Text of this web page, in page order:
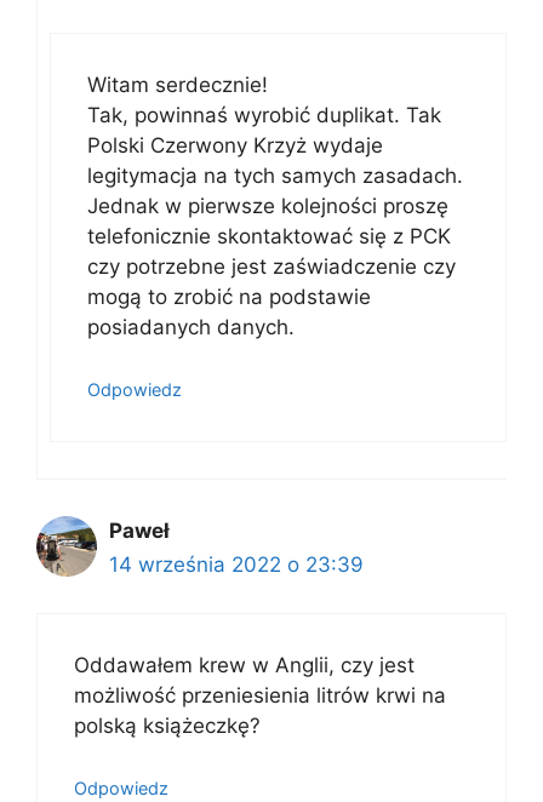
Witam serdecznie!
Tak, powinnaś wyrobić duplikat. Tak
Polski Czerwony Krzyż wydaje
legitymacja na tych samych zasadach.
Jednak w pierwsze kolejności proszę
telefonicznie skontaktować się z PCK
czy potrzebne jest zaświadczenie czy
mogą to zrobić na podstawie
posiadanych danych.
Odpowiedz
Paweł
14 września 2022 o 23:39
Oddawałem krew w Anglii, czy jest
możliwość przeniesienia litrów krwi na
polską książeczkę?
Odpowiedz